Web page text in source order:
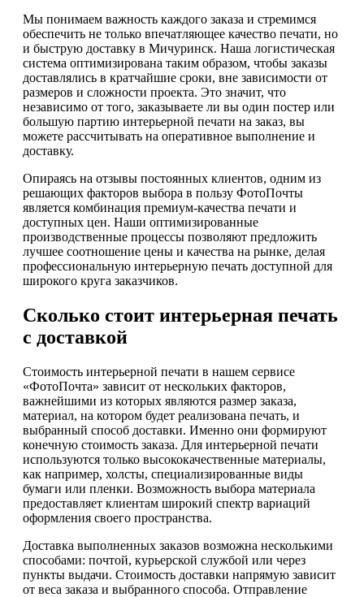
Мы понимаем важность каждого заказа и стремимся
обеспечить не только впечатляющее качество печати, но
и быструю доставку в Мичуринск. Наша логистическая
система оптимизирована таким образом, чтобы заказы
доставлялись в кратчайшие сроки, вне зависимости от
размеров и сложности проекта. Это значит, что
независимо от того, заказываете ли вы один постер или
большую партию интерьерной печати на заказ, вы
можете рассчитывать на оперативное выполнение и
доставку.
Опираясь на отзывы постоянных клиентов, одним из
решающих факторов выбора в пользу ФотоПочты
является комбинация премиум-качества печати и
доступных цен. Наши оптимизированные
производственные процессы позволяют предложить
лучшее соотношение цены и качества на рынке, делая
профессиональную интерьерную печать доступной для
широкого круга заказчиков.
Сколько стоит интерьерная печать
с доставкой
Стоимость интерьерной печати в нашем сервисе
«ФотоПочта» зависит от нескольких факторов,
важнейшими из которых являются размер заказа,
материал, на котором будет реализована печать, и
выбранный способ доставки. Именно они формируют
конечную стоимость заказа. Для интерьерной печати
используются только высококачественные материалы,
как например, холсты, специализированные виды
бумаги или пленки. Возможность выбора материала
предоставляет клиентам широкий спектр вариаций
оформления своего пространства.
Доставка выполненных заказов возможна несколькими
способами: почтой, курьерской службой или через
пункты выдачи. Стоимость доставки напрямую зависит
от веса заказа и выбранного способа. Отправление